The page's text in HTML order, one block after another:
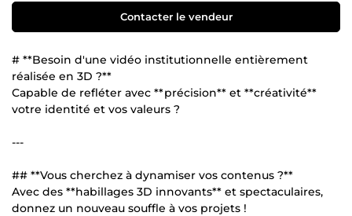
Contacter le vendeur
# **Besoin d'une vidéo institutionnelle entièrement
réalisée en 3D ?**
Capable de refléter avec **précision** et **créativité**
votre identité et vos valeurs ?
---
## **Vous cherchez à dynamiser vos contenus ?**
Avec des **habillages 3D innovants** et spectaculaires,
donnez un nouveau souffle à vos projets !